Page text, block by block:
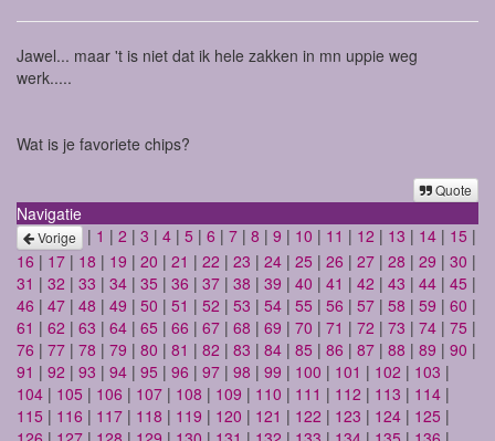
Jawel... maar 't is niet dat ik hele zakken in mn uppie weg
werk.....
Wat is je favoriete chips?
Quote
Navigatie
Vorige | 1 | 2 | 3 | 4 | 5 | 6 | 7 | 8 | 9 | 10 | 11 | 12 | 13 | 14 | 15 |
16 | 17 | 18 | 19 | 20 | 21 | 22 | 23 | 24 | 25 | 26 | 27 | 28 | 29 | 30 |
31 | 32 | 33 | 34 | 35 | 36 | 37 | 38 | 39 | 40 | 41 | 42 | 43 | 44 | 45 |
46 | 47 | 48 | 49 | 50 | 51 | 52 | 53 | 54 | 55 | 56 | 57 | 58 | 59 | 60 |
61 | 62 | 63 | 64 | 65 | 66 | 67 | 68 | 69 | 70 | 71 | 72 | 73 | 74 | 75 |
76 | 77 | 78 | 79 | 80 | 81 | 82 | 83 | 84 | 85 | 86 | 87 | 88 | 89 | 90 |
91 | 92 | 93 | 94 | 95 | 96 | 97 | 98 | 99 | 100 | 101 | 102 | 103 |
104 | 105 | 106 | 107 | 108 | 109 | 110 | 111 | 112 | 113 | 114 |
115 | 116 | 117 | 118 | 119 | 120 | 121 | 122 | 123 | 124 | 125 |